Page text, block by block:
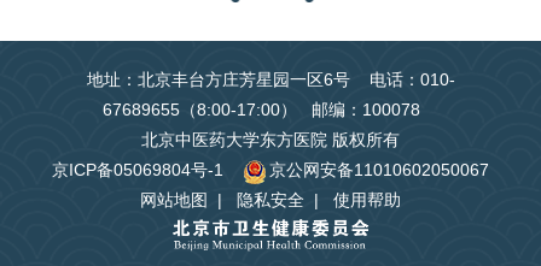
地址：北京丰台方庄芳星园一区6号 电话：010-
67689655（8:00-17:00） 邮编：100078
北京中医药大学东方医院 版权所有
京ICP备05069804号-1
京公网安备11010602050067
网站地图
| 隐私安全 | 使用帮助